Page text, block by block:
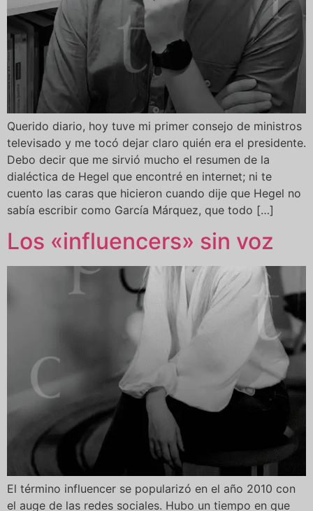
Querido diario, hoy tuve mi primer consejo de ministros
televisado y me tocó dejar claro quién era el presidente.
Debo decir que me sirvió mucho el resumen de la
dialéctica de Hegel que encontré en internet; ni te
cuento las caras que hicieron cuando dije que Hegel no
sabía escribir como García Márquez, que todo […]
Los «influencers» sin voz
El término influencer se popularizó en el año 2010 con
el auge de las redes sociales. Hubo un tiempo en que